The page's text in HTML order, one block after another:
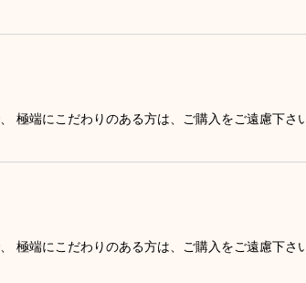
極端にこだわりのある方は、ご購入をご遠慮下さ
極端にこだわりのある方は、ご購入をご遠慮下さ